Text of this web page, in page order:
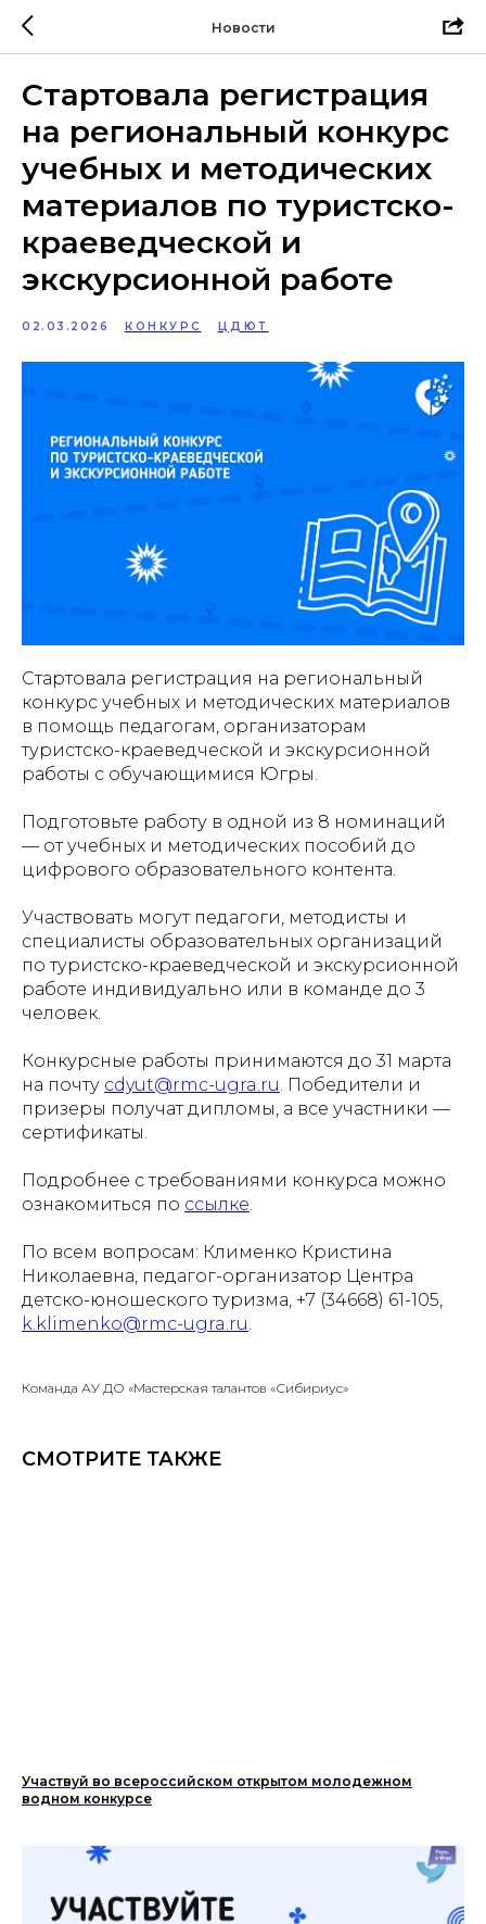
Новости
Стартовала регистрация
на региональный конкурс
учебных и методических
материалов по туристско-
краеведческой и
экскурсионной работе
02.03.2026 КОНКУРС ЦДЮТ
Стартовала регистрация на региональный
конкурс учебных и методических материалов
в помощь педагогам, организаторам
туристско-краеведческой и экскурсионной
работы с обучающимися Югры.
Подготовьте работу в одной из 8 номинаций
— от учебных и методических пособий до
цифрового образовательного контента.
Участвовать могут педагоги, методисты и
специалисты образовательных организаций
по туристско-краеведческой и экскурсионной
работе индивидуально или в команде до 3
человек.
Конкурсные работы принимаются до 31 марта
на почту cdyut@rmc-ugra.ru . Победители и
призеры получат дипломы, а все участники —
сертификаты.
Подробнее с требованиями конкурса можно
ознакомиться по ссылке
По всем вопросам: Клименко Кристина
Николаевна, педагог-организатор Центра
детско-юношеского туризма, +7 (34668) 61-105,
k.klimenko@rmc-ugra.ru
Команда АУ ДО «Мастерская талантов «Сибириус»
СМОТРИТЕ ТАКЖЕ
Участвуй во всероссийском открытом молодежном
водном конкурсе